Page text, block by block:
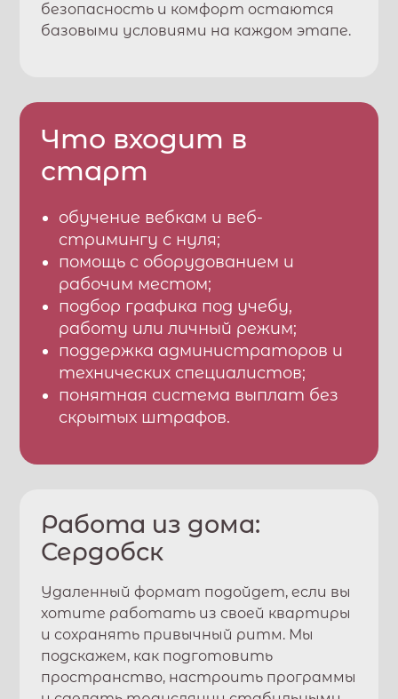
безопасность и комфорт остаются
базовыми условиями на каждом этапе.
Что входит в
старт
обучение вебкам и веб-
стримингу с нуля;
помощь с оборудованием и
рабочим местом;
подбор графика под учебу,
работу или личный режим;
поддержка администраторов и
технических специалистов;
понятная система выплат без
скрытых штрафов.
Работа из дома:
Сердобск
Удаленный формат подойдет, если вы
хотите работать из своей квартиры
и сохранять привычный ритм. Мы
подскажем, как подготовить
пространство, настроить программы